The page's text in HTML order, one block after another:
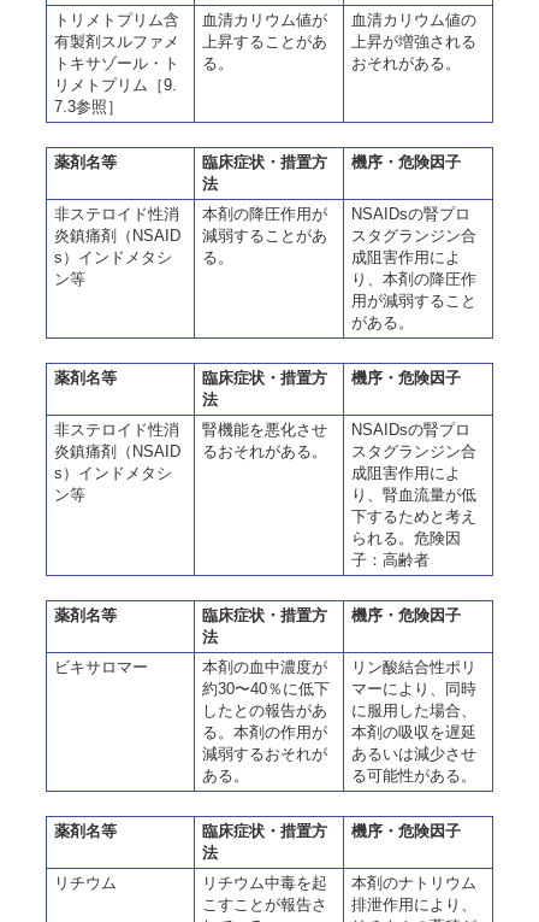
トリメトプリム含
有製剤スルファメ
トキサゾール・ト
リメトプリム［9.
7.3参照］
血清カリウム値が
上昇することがあ
る。
血清カリウム値の
上昇が増強される
おそれがある。
薬剤名等
臨床症状・措置方
法
機序・危険因子
非ステロイド性消
炎鎮痛剤（NSAID
s）インドメタシ
ン等
本剤の降圧作用が
減弱することがあ
る。
NSAIDsの腎プロ
スタグランジン合
成阻害作用によ
り、本剤の降圧作
用が減弱すること
がある。
薬剤名等
臨床症状・措置方
法
機序・危険因子
非ステロイド性消
炎鎮痛剤（NSAID
s）インドメタシ
ン等
腎機能を悪化させ
るおそれがある。
NSAIDsの腎プロ
スタグランジン合
成阻害作用によ
り、腎血流量が低
下するためと考え
られる。危険因
子：高齢者
薬剤名等
臨床症状・措置方
法
機序・危険因子
ビキサロマー
本剤の血中濃度が
約30〜40％に低下
したとの報告があ
る。本剤の作用が
減弱するおそれが
ある。
リン酸結合性ポリ
マーにより、同時
に服用した場合、
本剤の吸収を遅延
あるいは減少させ
る可能性がある。
薬剤名等
臨床症状・措置方
法
機序・危険因子
リチウム
リチウム中毒を起
こすことが報告さ
本剤のナトリウム
排泄作用により、